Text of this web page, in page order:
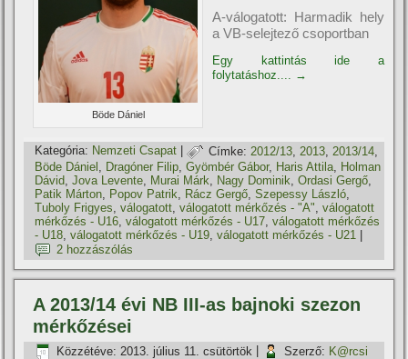
Böde Dániel
A-válogatott: Harmadik hely
a VB-selejtező csoportban
Egy kattintás ide a
folytatáshoz.... →
Kategória: Nemzeti Csapat | Címke: 2012/13 2013 2013/14
Böde Dániel , Dragóner Filip,Gyömbér Gábor, Haris Attila, Holman
Dávid,Jova Levente, Murai Márk, Nagy Dominik,Ordasi Gergő,
Patik Márton, Popov Patrik, Rácz Gergő,Szepessy László,
Tuboly Frigyes,válogatott,válogatott mérkőzés - "A",válogatott
mérkőzés - U16,válogatott mérkőzés - U17,válogatott mérkőzés
- U18,válogatott mérkőzés - U19,válogatott mérkőzés - U21
2 hozzászólás
A 2013/14 évi NB III-as bajnoki szezon
mérkőzései
Közzétéve: 2013. július 11. csütörtök Szerző: K@rcsi